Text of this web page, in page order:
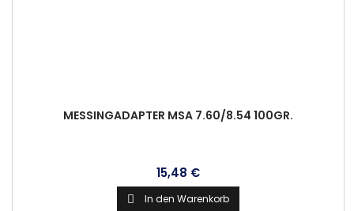
MESSINGADAPTER MSA 7.60/8.54 100GR.
Preis
15,48 €
 In den Warenkorb